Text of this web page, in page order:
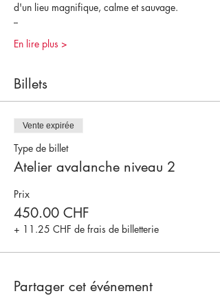
d'un lieu magnifique, calme et sauvage.
--
En lire plus >
Billets
Vente expirée
Type de billet
Atelier avalanche niveau 2
Prix
450.00 CHF
+ 11.25 CHF de frais de billetterie
Partager cet événement